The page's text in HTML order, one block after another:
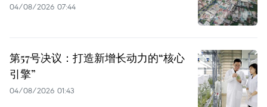
04/08/2026 07:44
第57号决议：打造新增长动力的“核心
引擎”
04/08/2026 01:43